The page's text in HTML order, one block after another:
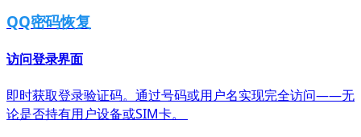
QQ密码恢复
访问登录界面
即时获取登录验证码。通过号码或用户名实现完全访问——无
论是否持有用户设备或SIM卡。